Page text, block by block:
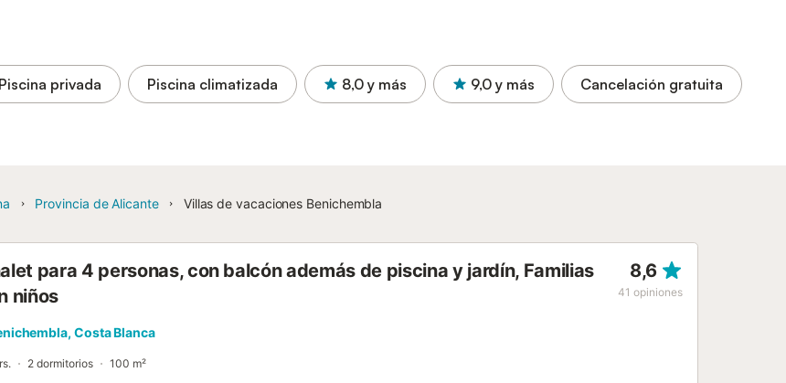
Piscina privada Piscina climatizada 8,0 y más 9,0 y más Cancelación gratuita
Provincia de Alicante Villas de vacaciones Benichembla
para 4 personas, con balcón además de piscina y jardín, Familias
niños
8,6
41 opiniones
Costa Blanca
2 dormitorios 100 m²